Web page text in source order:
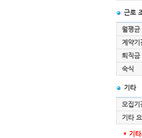
근로
월평균
계약기
퇴직금
숙식
기타
모집기
기타
* 기타